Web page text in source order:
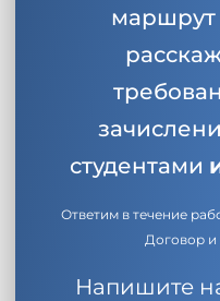
маршрут
студентами
Ответим в течение
Договор и
Напишите